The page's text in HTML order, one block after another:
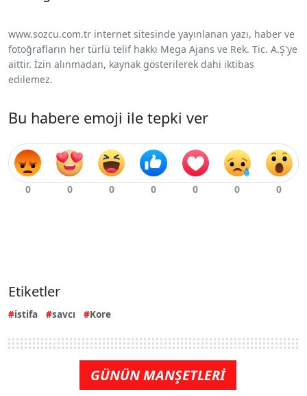
www.sozcu.com.tr internet sitesinde yayınlanan yazı, haber ve
fotoğrafların her türlü telif hakkı Mega Ajans ve Rek. Tic. A.Ş'ye
aittir. İzin alınmadan, kaynak gösterilerek dahi iktibas
edilemez.
Bu habere emoji ile tepki ver
Etiketler
istifa savcı Kore
GÜNÜN MANŞETLERİ